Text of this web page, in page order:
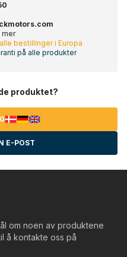
mer
bestillinger i Europa
på alle produkter
produktet?
E-POST
om noen av produktene
å kontakte oss på